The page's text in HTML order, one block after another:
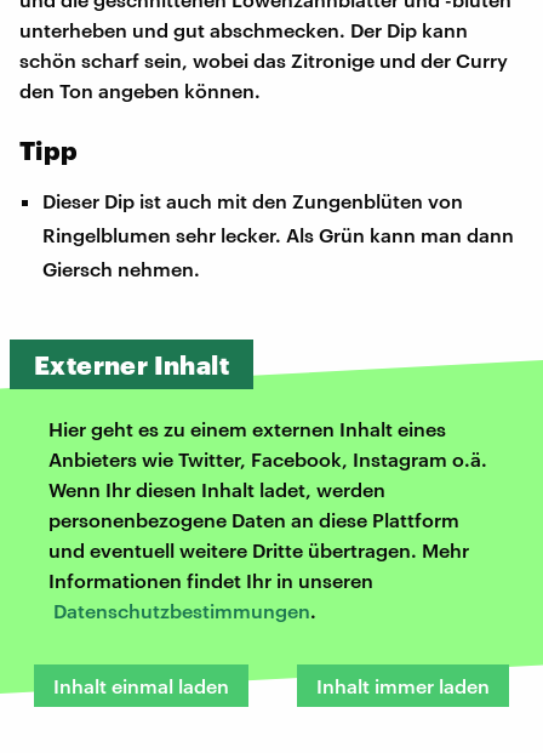
unterheben und gut abschmecken. Der Dip kann
schön scharf sein, wobei das Zitronige und der Curry
den Ton angeben können.
Tipp
Dieser Dip ist auch mit den Zungenblüten von
Ringelblumen sehr lecker. Als Grün kann man dann
Giersch nehmen.
Externer Inhalt
Hier geht es zu einem externen Inhalt eines
Anbieters wie Twitter, Facebook, Instagram o.ä.
Wenn Ihr diesen Inhalt ladet, werden
personenbezogene Daten an diese Plattform
und eventuell weitere Dritte übertragen. Mehr
Informationen findet Ihr in unseren
Datenschutzbestimmungen.
Inhalt einmal laden Inhalt immer laden